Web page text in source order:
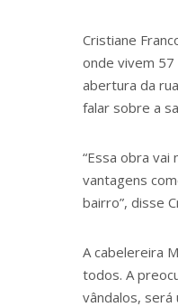
Cristiane
onde vivem
abertura da
falar sobre a
“Essa obra
vantagens
bairro”, disse
A cabelereira
todos. A
vândalos, será